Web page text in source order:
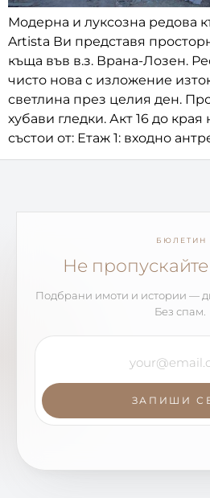
Модерна и луксозна редова
Artista Ви представя
къща във в.з. Врана-Лозен.
чисто нова с изложение
светлина през целия ден.
хубави гледки. Акт 16 до края
състои от: Етаж 1: входно
БЮЛЕТИН
Не
Подбрани имоти и истории —
Без спам.
ЗАПИШИ